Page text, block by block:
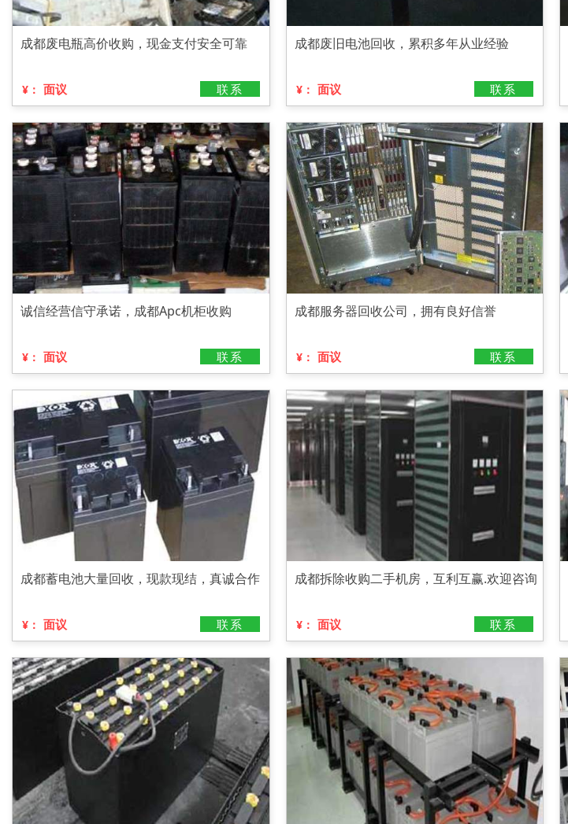
成都废电瓶高价收购，现金支付安全可靠
¥： 面议 联系
成都废旧电池回收，累积多年从业经验
¥： 面议 联系
诚信经营信守承诺，成都Apc机柜收购
¥： 面议 联系
成都服务器回收公司，拥有良好信誉
¥： 面议 联系
成都蓄电池大量回收，现款现结，真诚合作
¥： 面议 联系
成都拆除收购二手机房，互利互赢.欢迎咨询
¥： 面议 联系